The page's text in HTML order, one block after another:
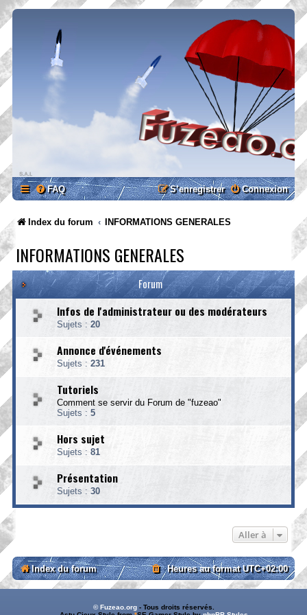
FAQ Connexion
S’enregistrer
Index du forum INFORMATIONS GENERALES
INFORMATIONS GENERALES
Forum
Infos de l'administrateur ou des modérateurs
Sujets : 20
Annonce d'événements
Sujets : 231
Tutoriels
Comment se servir du Forum de "fuzeao"
Sujets : 5
Hors sujet
Sujets : 81
Présentation
Sujets : 30
Aller à
Index du forum Heures au formatUTC+02:00
© Fuzeao.org- Tous droits réservés.